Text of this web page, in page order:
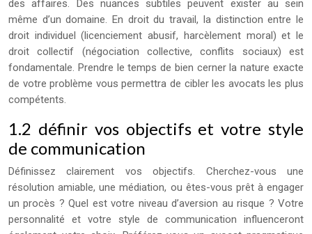
des affaires. Des nuances subtiles peuvent exister au sein
même d’un domaine. En droit du travail, la distinction entre le
droit individuel (licenciement abusif, harcèlement moral) et le
droit collectif (négociation collective, conflits sociaux) est
fondamentale. Prendre le temps de bien cerner la nature exacte
de votre problème vous permettra de cibler les avocats les plus
compétents.
1.2 définir vos objectifs et votre style
de communication
Définissez clairement vos objectifs. Cherchez-vous une
résolution amiable, une médiation, ou êtes-vous prêt à engager
un procès ? Quel est votre niveau d’aversion au risque ? Votre
personnalité et votre style de communication influenceront